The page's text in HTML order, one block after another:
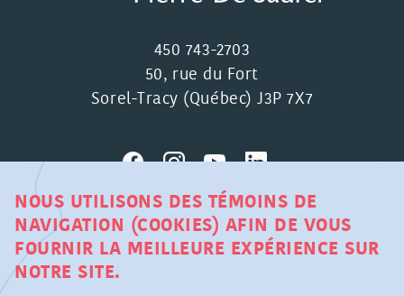
450 743-2703
50, rue du Fort
Sorel-Tracy (Québec) J3P 7X7
MRC DE PIERRE-DE SAUREL ©
TOUS DROITS RÉSERVÉS
NOUS UTILISONS DES TÉMOINS DE
NAVIGATION (COOKIES) AFIN DE VOUS
FOURNIR LA MEILLEURE EXPÉRIENCE SUR
NOTRE SITE.